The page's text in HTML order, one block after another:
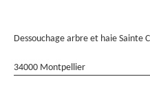
Dessouchage arbre et haie Sainte
34000 Montpellier